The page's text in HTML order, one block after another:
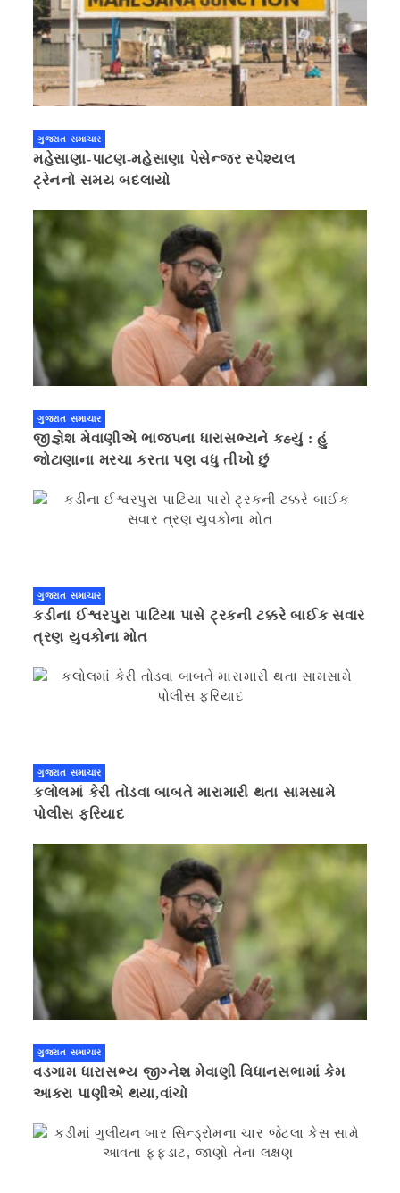
ગુજરાત સમાચાર
મહેસાણા-પાટણ-મહેસાણા પેસેન્જર સ્પેશ્યલ
ટ્રેનનો સમય બદલાયો
ગુજરાત સમાચાર
જીજ્ઞેશ મેવાણીએ ભાજપના ધારાસભ્યને કહ્યું : હું
જોટાણાના મરચા કરતા પણ વધુ તીખો છું
ગુજરાત સમાચાર
કડીના ઈશ્વરપુરા પાટિયા પાસે ટ્રકની ટક્કરે બાઈક સવાર
ત્રણ યુવકોના મોત
ગુજરાત સમાચાર
કલોલમાં કેરી તોડવા બાબતે મારામારી થતા સામસામે
પોલીસ ફરિયાદ
ગુજરાત સમાચાર
વડગામ ધારાસભ્ય જીગ્નેશ મેવાણી વિધાનસભામાં કેમ
આકરા પાણીએ થયા,વાંચો